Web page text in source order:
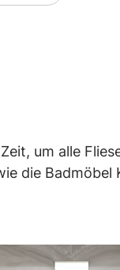
um alle
die Badmöbel